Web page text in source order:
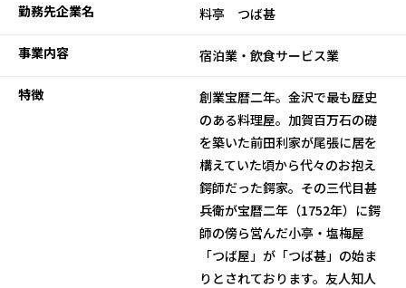
勤務先企業名 料亭 つば甚
事業内容 宿泊業・飲食サービス業
特徴
創業宝暦二年。金沢で最も歴史
のある料理屋。加賀百万石の礎
を築いた前田利家が尾張に居を
構えていた頃から代々のお抱え
鍔師だった鍔家。その三代目甚
兵衛が宝暦二年（1752年）に鍔
師の傍ら営んだ小亭・塩梅屋
「つば屋」が「つば甚」の始ま
りとされております。友人知人